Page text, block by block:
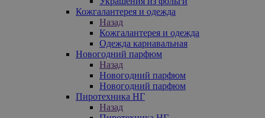
Кожгалантерея и одежда
Назад
Кожгалантерея и одежда
Одежда карнавальная
Новогодний парфюм
Назад
Новогодний парфюм
Новогодний парфюм
Пиротехника НГ
Назад